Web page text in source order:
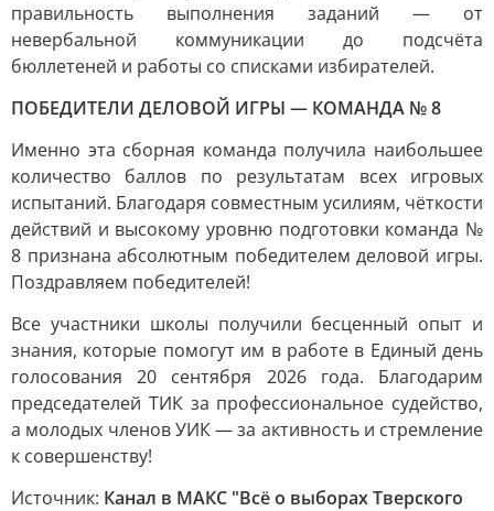
правильность выполнения заданий — от
невербальной коммуникации до подсчёта
бюллетеней и работы со списками избирателей.
ПОБЕДИТЕЛИ ДЕЛОВОЙ ИГРЫ — КОМАНДА № 8
Именно эта сборная команда получила наибольшее
количество баллов по результатам всех игровых
испытаний. Благодаря совместным усилиям, чёткости
действий и высокому уровню подготовки команда №
8 признана абсолютным победителем деловой игры.
Поздравляем победителей!
Все участники школы получили бесценный опыт и
знания, которые помогут им в работе в Единый день
голосования 20 сентября 2026 года. Благодарим
председателей ТИК за профессиональное судейство,
а молодых членов УИК — за активность и стремление
к совершенству!
Источник: Канал в МАКС "Всё о выборах Тверского